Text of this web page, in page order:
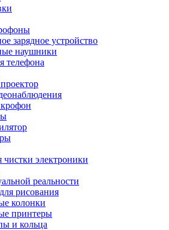
зарядное устройство
наушники
телефона
электроники
реальности
рисования
колонки
принтеры
и кольца